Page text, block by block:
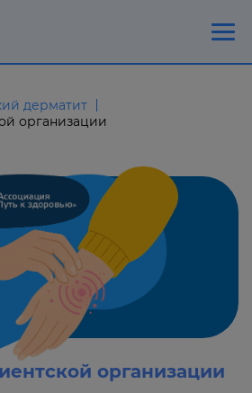
дерматит
организации
организации